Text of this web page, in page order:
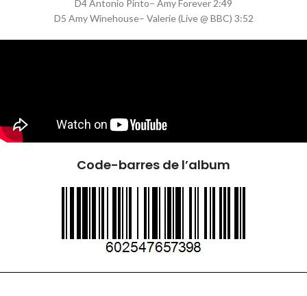
D4 Antonio Pinto– Amy Forever 2:49
D5 Amy Winehouse– Valerie (Live @ BBC) 3:52
Code-barres de l’album